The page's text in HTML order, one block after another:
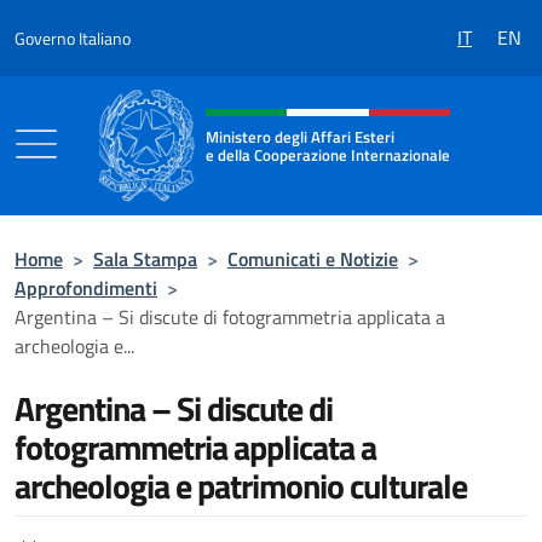
Governo Italiano IT EN
Intestazione sito, social e menù
Ministero degli Affari Esteri
e della Cooperazione Internazionale
Home > Sala Stampa > Comunicati e Notizie >
Approfondimenti >
Argentina – Si discute di fotogrammetria applicata a
archeologia e...
Argentina – Si discute di
fotogrammetria applicata a
archeologia e patrimonio culturale